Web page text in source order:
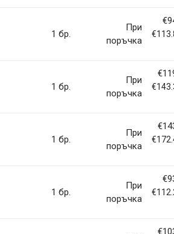
hendrerit eros laoreet suscipit
Email Address
1 бр.
При
поръчка
1 бр.
При
поръчка
1 бр.
При
поръчка
1 бр.
При
поръчка